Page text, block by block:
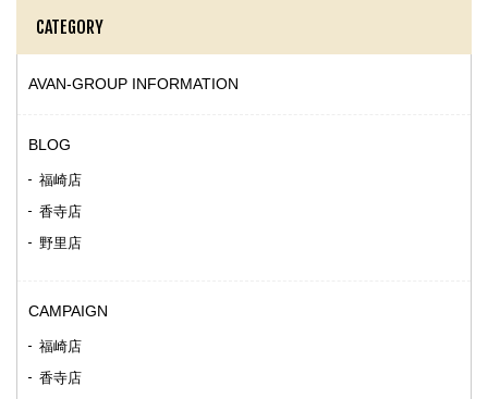
CATEGORY
AVAN-GROUP INFORMATION
BLOG
福崎店
香寺店
野里店
CAMPAIGN
福崎店
香寺店